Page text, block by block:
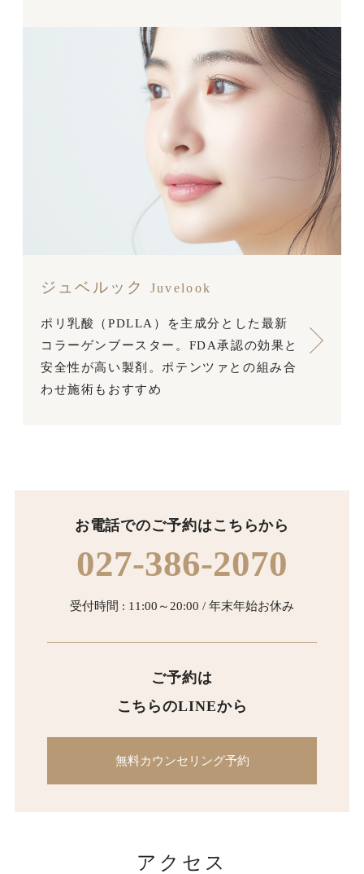
ジュベルック Juvelook
ポリ乳酸（PDLLA）を主成分とした最新
コラーゲンブースター。FDA承認の効果と
安全性が高い製剤。ポテンツァとの組み合
わせ施術もおすすめ
お電話でのご予約はこちらから
027-386-2070
受付時間 : 11:00～20:00 / 年末年始お休み
ご予約は
こちらのLINEから
無料カウンセリング予約
アクセス